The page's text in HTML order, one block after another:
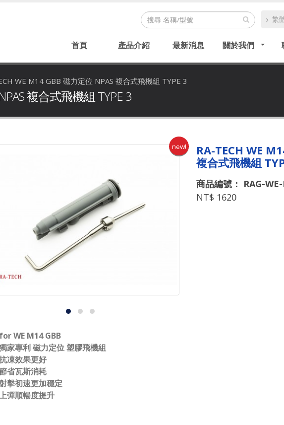
繁
首頁 產品介紹 最新消息 關於我們
WE M14 GBB 磁力定位 NPAS 複合式飛機組 TYPE 3
複合式飛機組 TYPE 3
new!
RA-TECH WE
複合式飛機組
商品編號： RAG-
NT$ 1620
for WE M14 GBB
家專利 磁力定位 塑膠飛機組
凍效果更好
省瓦斯消耗
擊初速更加穩定
彈順暢度提升